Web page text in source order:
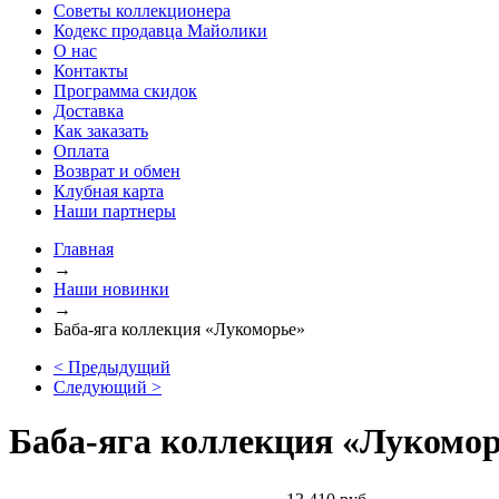
Советы коллекционера
Кодекс продавца Майолики
О нас
Контакты
Программа скидок
Доставка
Как заказать
Оплата
Возврат и обмен
Клубная карта
Наши партнеры
Главная
→
Наши новинки
→
Баба-яга коллекция «Лукоморье»
< Предыдущий
Следующий >
Баба-яга коллекция